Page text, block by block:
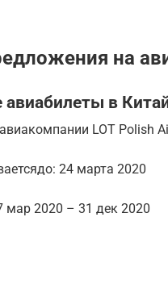
на
в
LOT Polish
24 марта 2020
мар 2020 – 31 дек 2020